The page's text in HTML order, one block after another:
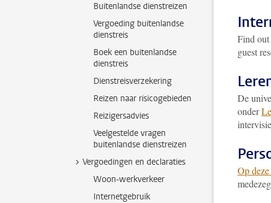
Buitenlandse dienstreizen
Vergoeding buitenlandse
dienstreis
Boek een buitenlandse
dienstreis
Dienstreisverzekering
Reizen naar risicogebieden
Reizigersadvies
Veelgestelde vragen
buitenlandse dienstreizen
Vergoedingen en declaraties
Woon-werkverkeer
Internetgebruik
Find
guest
De
onder
Op